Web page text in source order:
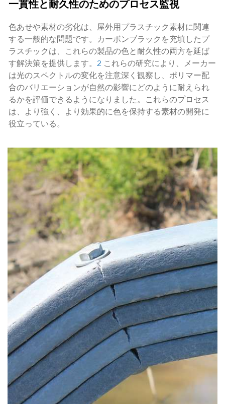
一貫性と耐久性のためのプロセス監視
色あせや素材の劣化は、屋外用プラスチック素材に関連
する一般的な問題です。カーボンブラックを充填したプ
ラスチックは、これらの製品の色と耐久性の両方を延ば
す解決策を提供します。 2 これらの研究により、メーカー
は光のスペクトルの変化を注意深く観察し、ポリマー配
合のバリエーションが自然の影響にどのように耐えられ
るかを評価できるようになりました。これらのプロセス
は、より強く、より効果的に色を保持する素材の開発に
役立っている。